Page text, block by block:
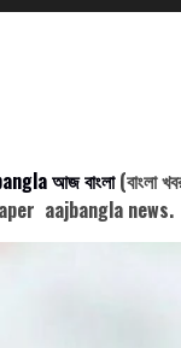
আজ বাংলা(বাংলা
aajbangla news.